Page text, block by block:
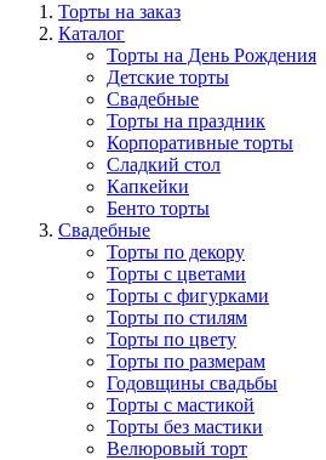
Торты на заказ
Каталог
Торты на День Рождения
Детские торты
Свадебные
Торты на праздник
Корпоративные торты
Сладкий стол
Капкейки
Бенто торты
Свадебные
Торты по декору
Торты с цветами
Торты с фигурками
Торты по стилям
Торты по цвету
Торты по размерам
Годовщины свадьбы
Торты с мастикой
Торты без мастики
Велюровый торт